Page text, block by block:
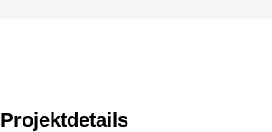
Projektdetails